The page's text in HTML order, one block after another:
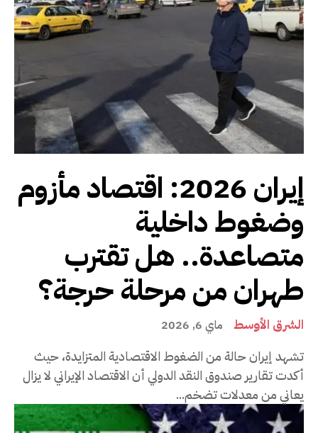
إيران 2026: اقتصاد مأزوم
وضغوط داخلية
متصاعدة.. هل تقترب
طهران من مرحلة حرجة؟
الشرق الأوسط ماي 6, 2026
تشهد إيران حالة من الضغوط الاقتصادية المتزايدة، حيث
أكدت تقارير صندوق النقد الدولي أن الاقتصاد الإيراني لا يزال
يعاني من معدلات تضخم...